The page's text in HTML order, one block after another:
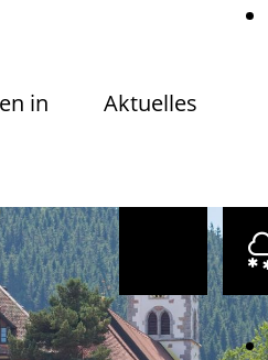
in Aktuelles